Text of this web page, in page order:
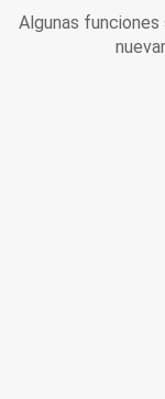
Algunas